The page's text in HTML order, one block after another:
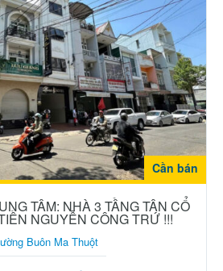
Cần bán
TÂM: NHÀ 3 TẦNG TÂN CỔ
NGUYỄN CÔNG TRỨ !!!
Buôn Ma Thuột